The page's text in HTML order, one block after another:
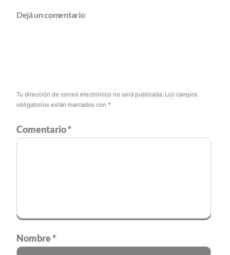
Dejá un comentario
Tu dirección de correo electrónico no será publicada. Los campos
obligatorios están marcados con *
Comentario*
Nombre*